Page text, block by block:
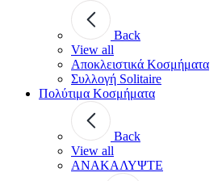
Back
View all
Αποκλειστικά Κοσμήματα
Συλλογή Solitaire
Πολύτιμα Κοσμήματα
Back
View all
ΑΝΑΚΑΛΥΨΤΕ